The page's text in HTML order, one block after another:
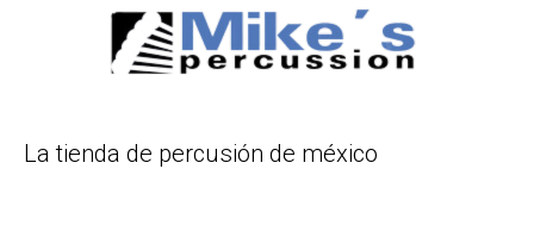
La tienda de percusión de méxico